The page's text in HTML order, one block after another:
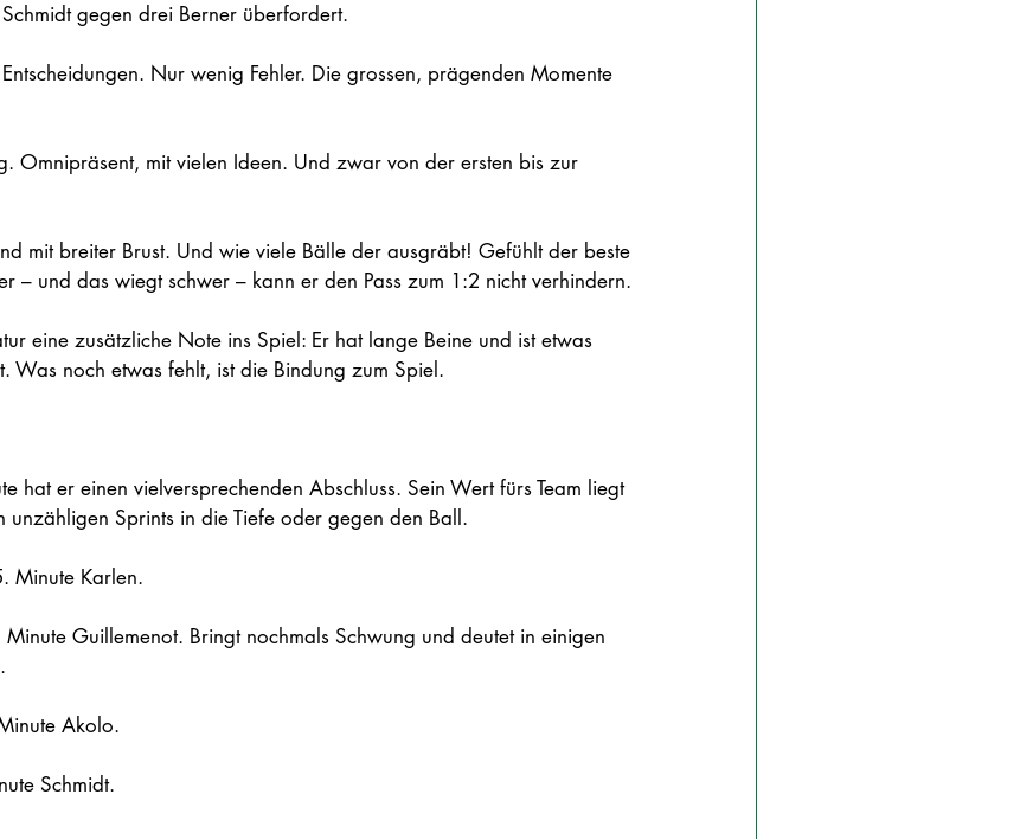
gegen drei Berner überfordert.
Nur wenig Fehler. Die grossen, prägenden Momente
Omnipräsent, mit vielen Ideen. Und zwar von der ersten bis zur
mit breiter Brust. Und wie viele Bälle der ausgräbt! Gefühlt der beste
– und das wiegt schwer – kann er den Pass zum 1:2 nicht verhindern.
eine zusätzliche Note ins Spiel: Er hat lange Beine und ist etwas
Was noch etwas fehlt, ist die Bindung zum Spiel.
hat er einen vielversprechenden Abschluss. Sein Wert fürs Team liegt
unzähligen Sprints in die Tiefe oder gegen den Ball.
Minute Karlen.
Guillemenot. Bringt nochmals Schwung und deutet in einigen
Akolo.
Schmidt.